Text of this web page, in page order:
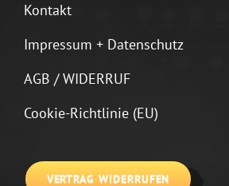
Kontakt
Impressum + Datenschutz
AGB / WIDERRUF
Cookie-Richtlinie (EU)
VERTRAG WIDERRUFEN